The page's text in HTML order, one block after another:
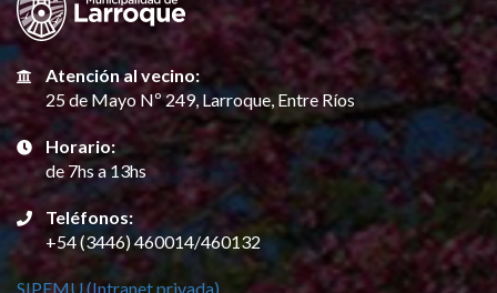
Atención al vecino:
25 de Mayo Nº 249, Larroque, Entre Ríos
Horario:
de 7hs a 13hs
Teléfonos:
+54 (3446) 460014/460132
SIPEMU (Intranet privada)